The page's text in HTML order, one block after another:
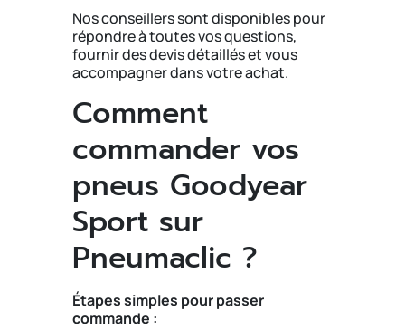
Nos conseillers sont disponibles pour
répondre à toutes vos questions,
fournir des devis détaillés et vous
accompagner dans votre achat.
Comment
commander vos
pneus Goodyear
Sport sur
Pneumaclic ?
Étapes simples pour passer
commande :